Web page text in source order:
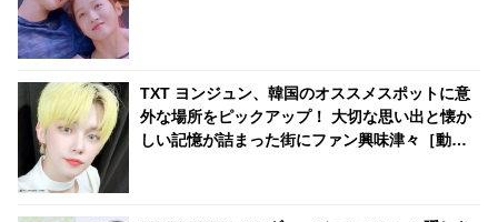
TXT ヨンジュン、韓国のオススメスポットに意
外な場所をピックアップ！ 大切な思い出と懐か
しい記憶が詰まった街にファン興味津々［動画